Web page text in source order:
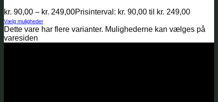
kr. 90,00 – kr. 249,00Prisinterval: kr. 90,00 til kr. 249,00
Vælg muligheder
Dette vare har flere varianter. Mulighederne kan vælges på
varesiden